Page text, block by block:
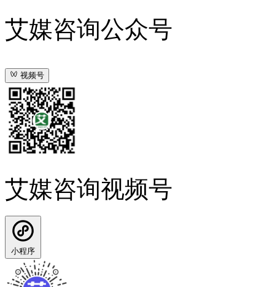
艾媒咨询公众号
视频号
艾媒咨询视频号
小程序